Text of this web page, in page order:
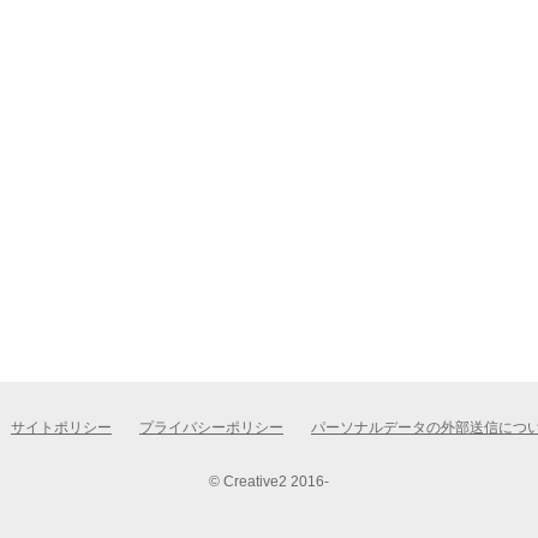
サイトポリシー プライバシーポリシー パーソナルデータの外部送信につ
© Creative2 2016-